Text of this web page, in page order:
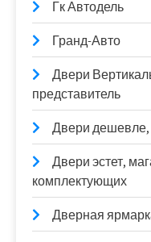
Гк Автодель
Гранд-Авто
Двери
представитель
Двери дешевле,
Двери эстет,
комплектующих
Дверная